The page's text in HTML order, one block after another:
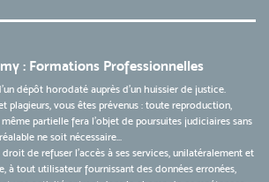
: Formations Professionnelles
dépôt horodaté auprès d'un huissier de justice.
plagieurs, vous êtes prévenus : toute reproduction,
partielle fera l'objet de poursuites judiciaires sans
ne soit nécessaire...
droit de refuser l'accès à ses services, unilatéralement et
à tout utilisateur fournissant des données erronées,